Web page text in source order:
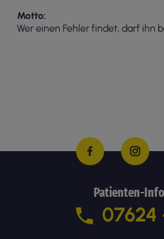
Motto
Wer einen Fehler findet, darf ihn
Patienten-
07624